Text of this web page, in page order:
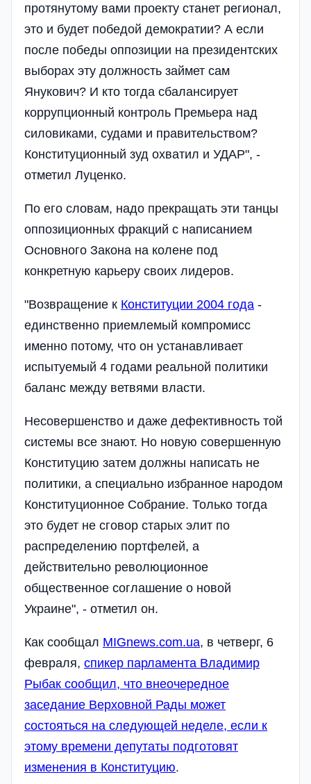
протянутому вами проекту станет регионал,
это и будет победой демократии? А если
после победы оппозиции на президентских
выборах эту должность займет сам
Янукович? И кто тогда сбалансирует
коррупционный контроль Премьера над
силовиками, судами и правительством?
Конституционный зуд охватил и УДАР", -
отметил Луценко.
По его словам, надо прекращать эти танцы
оппозиционных фракций с написанием
Основного Закона на колене под
конкретную карьеру своих лидеров.
"Возвращение к Конституции 2004 года -
единственно приемлемый компромисс
именно потому, что он устанавливает
испытуемый 4 годами реальной политики
баланс между ветвями власти.
Несовершенство и даже дефективность той
системы все знают. Но новую совершенную
Конституцию затем должны написать не
политики, а специально избранное народом
Конституционное Собрание. Только тогда
это будет не сговор старых элит по
распределению портфелей, а
действительно революционное
общественное соглашение о новой
Украине", - отметил он.
Как сообщал MIGnews.com.ua, в четверг, 6
февраля, спикер парламента Владимир
Рыбак сообщил, что внеочередное
заседание Верховной Рады может
состояться на следующей неделе, если к
этому времени депутаты подготовят
изменения в Конституцию.